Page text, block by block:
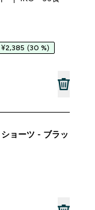
¥2,385 (30 %)
ョーツ - ブラッ